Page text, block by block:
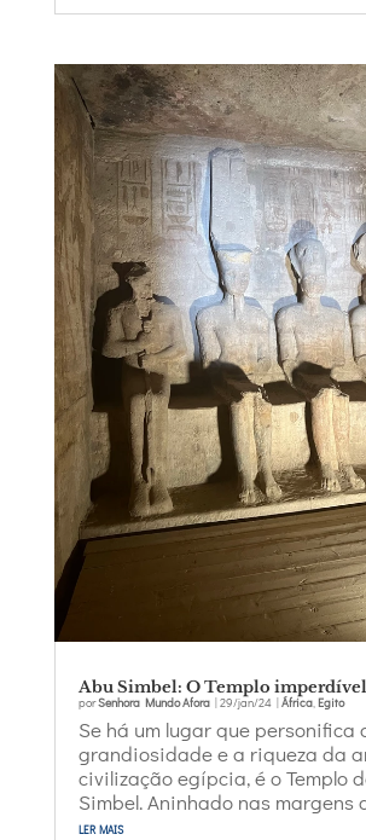
Abu Simbel: O Templo imperdível
porSenhora Mundo Afora| 29/jan/24| África, Egito
Se há um lugar que personifica
grandiosidade e a riqueza da
civilização egípcia, é o Templo
Simbel. Aninhado nas margens
ler mais